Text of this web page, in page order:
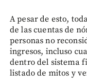
A pesar de esto,
de las cuentas de
personas no
ingresos, incluso
dentro del sistema
listado de mitos y